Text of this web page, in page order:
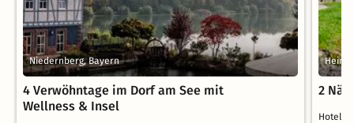
Niedernberg, Bayern
4 Verwöhntage im Dorf am See mit
Wellness & Insel
2
Hotel